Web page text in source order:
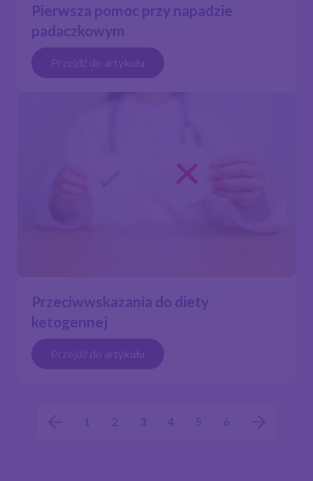
Pierwsza pomoc przy napadzie
padaczkowym
Przejdź do artykułu
Przeciwwskazania do diety
ketogennej
Przejdź do artykułu
1 2 3 4 5 6